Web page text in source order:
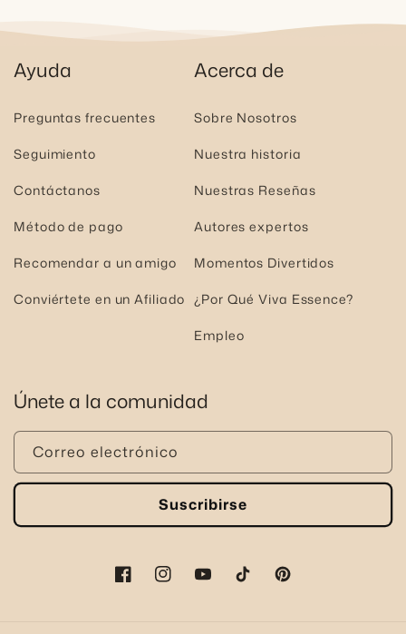
Ayuda
Preguntas frecuentes
Seguimiento
Contáctanos
Método de pago
Recomendar a un amigo
Conviértete en un Afiliado
Acerca de
Sobre Nosotros
Nuestra historia
Nuestras Reseñas
Autores expertos
Momentos Divertidos
¿Por Qué Viva Essence?
Empleo
Únete a la comunidad
Correo electrónico
Suscribirse
FacebookInstagramYouTubeTikTokPinterest